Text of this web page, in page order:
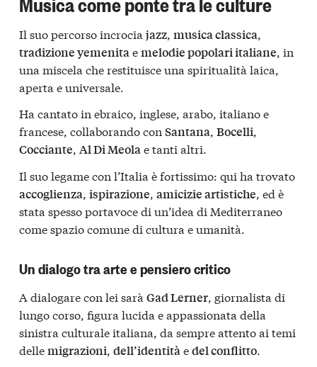
Il suo percorso incrocia jazz, musica classica,
tradizione yemenitaemelodie popolari italiane, in
una miscela che restituisce una spiritualità laica,
aperta e universale.
Ha cantato in ebraico, inglese, arabo, italiano e
francese, collaborando con Santana, Bocelli,
Cocciante, Al Di Meolae tanti altri.
Il suo legame con l’Italia è fortissimo: qui ha trovato
accoglienza, ispirazione, amicizie artistiche, ed è
stata spesso portavoce di un’idea di Mediterraneo
come spazio comune di cultura e umanità.
Un dialogo tra arte e pensiero critico
A dialogare con lei sarà Gad Lerner, giornalista di
lungo corso, figura lucida e appassionata della
sinistra culturale italiana, da sempre attento ai temi
dellemigrazioni, dell’identitàedel conflitto.